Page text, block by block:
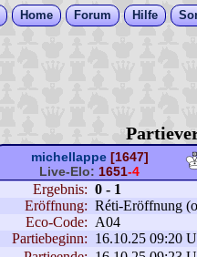
Home Forum Hilfe
michellappe [1647]
Live-Elo: 1651-4
Ergebnis: 0 - 1
Eröffnung: Réti-Eröffnung
Eco-Code: A04
Partiebeginn: 16.10.25 09:20